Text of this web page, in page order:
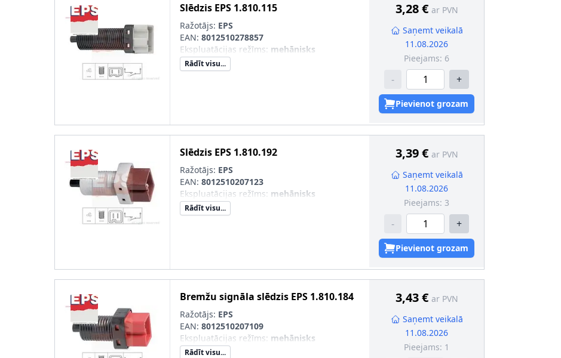
Slēdzis EPS 1.810.115
Ražotājs: EPS
EAN: 8012510278857
Ekspluatācijas režīms: mehānisks
Rādīt visu...
3,28 € ar PVN
Saņemt veikalā
11.08.2026
Pieejams: 6
- +
Pievienot grozam
Slēdzis EPS 1.810.192
Ražotājs: EPS
EAN: 8012510207123
Ekspluatācijas režīms: mehānisks
Rādīt visu...
3,39 € ar PVN
Saņemt veikalā
11.08.2026
Pieejams: 3
- +
Pievienot grozam
Bremžu signāla slēdzis EPS 1.810.184
Ražotājs: EPS
EAN: 8012510207109
Ekspluatācijas režīms: mehānisks
Rādīt visu...
3,43 € ar PVN
Saņemt veikalā
11.08.2026
Pieejams: 1